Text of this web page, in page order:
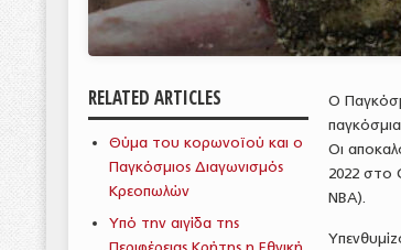
RELATED ARTICLES
Θύμα του κορωνοϊού και ο
Παγκόσμιος Διαγωνισμός
Κρεοπωλών
Υπό την αιγίδα της
Ο
Οι
2022 στο
ΝΒΑ).